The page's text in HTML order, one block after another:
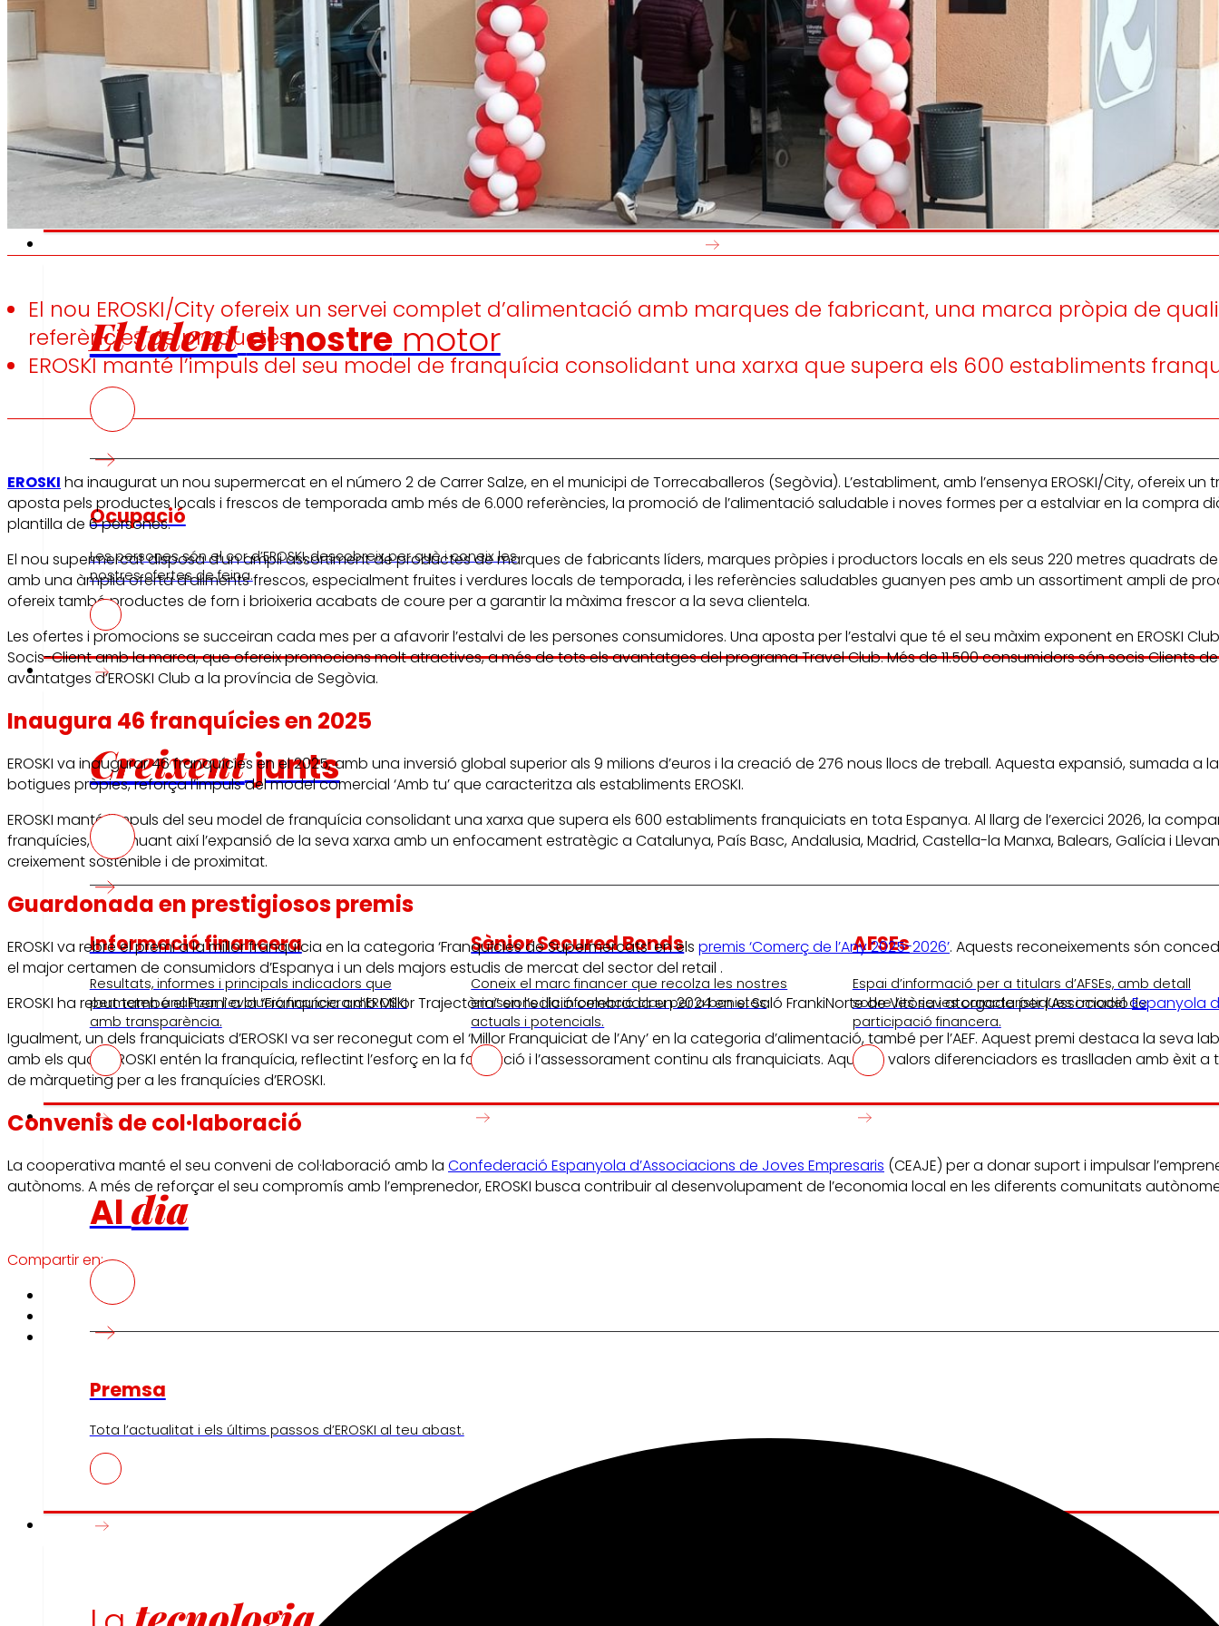
Fomentem
l'alimentació
saludable.
Generem riquesa local
solidaritaten l'entorn.
Promovem
la satisfacció i
el desenvolupament de les
persones treballadores.
Escoltemi informem
persones
El talent el nostremotor
Ocupació
Les persones són el cor d’EROSKI, descobreix per què i coneix les
nostres ofertes de feina.
Inversors
Creixentjunts
Informació financera
Resultats, informes i principals indicadors que
permeten analitzar l’evolució financera d’EROSKI
amb transparència.
Sènior Secured Bonds
Coneix el marc financer que recolza les nostres
emissions i la informació clau per a bonistes
actuals i potencials.
AFSEs
Espai d’informació per a titulars d’AFSEs, amb detall
sobre les seves característiques i model de
participació financera.
Premsa
Aldia
Premsa
Tota l’actualitat i els últims passos d’EROSKI al teu abast.
Innovació
El nou EROSKI/City ofereix un servei complet d’alimentació amb marques de fabricant, una marca pròpia de
referències de productes.
EROSKI manté l’impuls del seu model de franquícia consolidant una xarxa que supera els 600 establiments
EROSKI ha inaugurat un nou supermercat en el número 2 de Carrer Salze, en el municipi de Torrecaballeros (Segòvia). L’establiment, amb l’ensenya EROSKI/City, ofereix
aposta pels productes locals i frescos de temporada amb més de 6.000 referències, la promoció de l’alimentació saludable i noves formes per a estalviar en la compra
plantilla de 6 persones.
El nou supermercat disposa d’un ampli assortiment de productes de marques de fabricants líders, marques pròpies i productors locals en els seus 220 metres quadrats
amb una àmplia oferta d’aliments frescos, especialment fruites i verdures locals de temporada, i les referències saludables guanyen pes amb un assortiment ampli de
ofereix també productes de forn i brioixeria acabats de coure per a garantir la màxima frescor a la seva clientela.
Les ofertes i promocions se succeiran cada mes per a afavorir l’estalvi de les persones consumidores. Una aposta per l’estalvi que té el seu màxim exponent en EROSKI
Socis-Client amb la marca, que ofereix promocions molt atractives, a més de tots els avantatges del programa Travel Club. Més de 11.500 consumidors són socis Clients
avantatges d’EROSKI Club a la província de Segòvia.
Inaugura 46 franquícies en 2025
EROSKI va inaugurar 46 franquícies en el 2025, amb una inversió global superior als 9 milions d’euros i la creació de 276 nous llocs de treball. Aquesta expansió, sumada a
botigues pròpies, reforça l’impuls del model comercial ‘Amb tu’ que caracteritza als establiments EROSKI.
EROSKI manté l’impuls del seu model de franquícia consolidant una xarxa que supera els 600 establiments franquiciats en tota Espanya. Al llarg de l’exercici 2026, la
franquícies, continuant així l’expansió de la seva xarxa amb un enfocament estratègic a Catalunya, País Basc, Andalusia, Madrid, Castella-la Manxa, Balears, Galícia i
creixement sostenible i de proximitat.
Guardonada en prestigiosos premis
EROSKI va rebre el premi a la millor franquícia en la categoria ‘Franquícies de Supermercats’ en els premis ‘Comerç de l’Any 2025-2026’. Aquests reconeixements són
el major certamen de consumidors d’Espanya i un dels majors estudis de mercat del sector del retail .
EROSKI ha rebut també el Premi a la “Franquícia amb Millor Trajectòria” en l’edició celebrada en 2024 en el Saló FrankiNorte de Vitòria i atorgada per l’AssociacióEspanyola
Igualment, un dels franquiciats d’EROSKI va ser reconegut com el ‘Millor Franquiciat de l’Any’ en la categoria d’alimentació, també per l’AEF. Aquest premi destaca la seva
amb els quals EROSKI entén la franquícia, reflectint l’esforç en la formació i l’assessorament continu als franquiciats. Aquests valors diferenciadors es traslladen amb èxit
de màrqueting per a les franquícies d’EROSKI.
Convenis de col·laboració
La cooperativa manté el seu conveni de col·laboració amb la Confederació Espanyola d’Associacions de Joves Empresaris (CEAJE) per a donar suport i impulsar
autònoms. A més de reforçar el seu compromís amb l’emprenedor, EROSKI busca contribuir al desenvolupament de l’economia local en les diferents comunitats
Compartir en: